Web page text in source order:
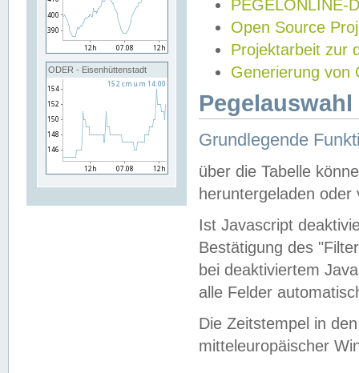
ODER - Eisenhüttenstadt
PEGELONLINE-
Open Source
Projektarbeit zur
Generierung von
Grundlegende
über die Tabelle
heruntergeladen oder
Ist Javascript
Bestätigung des
bei deaktiviertem
alle Felder
Die Zeitstempel in
mitteleuropäischer